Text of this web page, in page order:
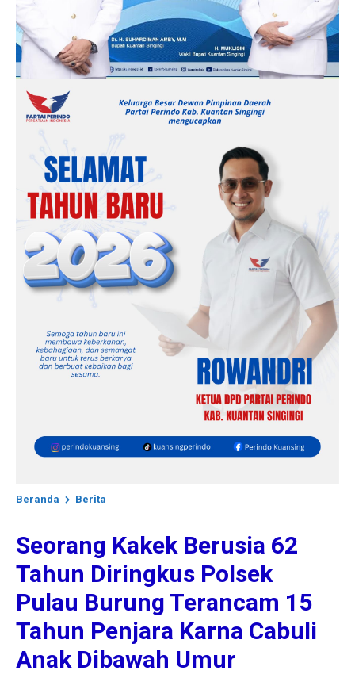
Beranda Berita
Seorang Kakek Berusia 62
Tahun Diringkus Polsek
Pulau Burung Terancam 15
Tahun Penjara Karna Cabuli
Anak Dibawah Umur